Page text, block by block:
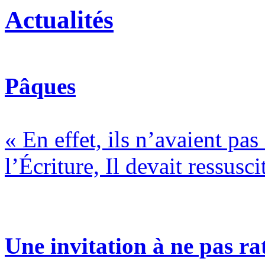
Actualités
Pâques
« En effet, ils n’avaient
l’Écriture, Il devait
Une invitation à ne pas